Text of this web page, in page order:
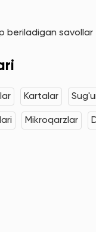
beriladigan savollar
Kartalar
Mikroqarzlar